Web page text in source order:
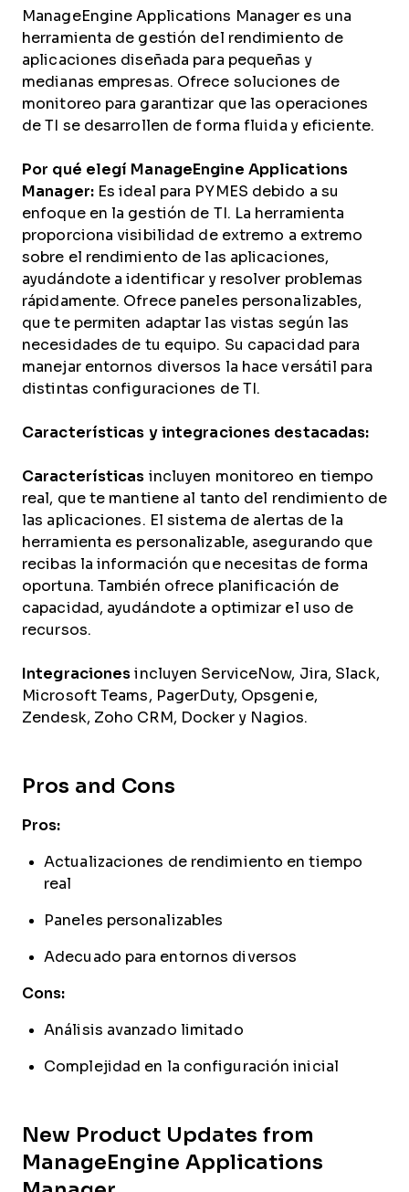
ManageEngine Applications Manager es una
herramienta de gestión del rendimiento de
aplicaciones diseñada para pequeñas y
medianas empresas. Ofrece soluciones de
monitoreo para garantizar que las operaciones
de TI se desarrollen de forma fluida y eficiente.
Por qué elegí ManageEngine Applications
Manager:Es ideal para PYMES debido a su
enfoque en la gestión de TI. La herramienta
proporciona visibilidad de extremo a extremo
sobre el rendimiento de las aplicaciones,
ayudándote a identificar y resolver problemas
rápidamente. Ofrece paneles personalizables,
que te permiten adaptar las vistas según las
necesidades de tu equipo. Su capacidad para
manejar entornos diversos la hace versátil para
distintas configuraciones de TI.
Características y integraciones destacadas:
Características incluyen monitoreo en tiempo
real, que te mantiene al tanto del rendimiento de
las aplicaciones. El sistema de alertas de la
herramienta es personalizable, asegurando que
recibas la información que necesitas de forma
oportuna. También ofrece planificación de
capacidad, ayudándote a optimizar el uso de
recursos.
Integraciones incluyen ServiceNow, Jira, Slack,
Microsoft Teams, PagerDuty, Opsgenie,
Zendesk, Zoho CRM, Docker y Nagios.
Pros and Cons
Pros:
Actualizaciones de rendimiento en tiempo
real
Paneles personalizables
Adecuado para entornos diversos
Cons:
Análisis avanzado limitado
Complejidad en la configuración inicial
New Product Updates from
ManageEngine Applications